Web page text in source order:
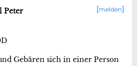
melden
Peter
Gebären sich in einer Person